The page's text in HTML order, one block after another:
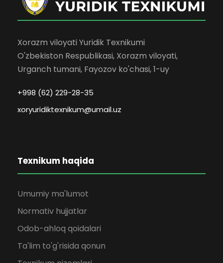
Xorazm viloyati Yuridik Texnikumi
O'zbekiston Respublikasi, Xorazm viloyati,
Urganch tumani, Fayozov ko'chasi, 1-uy
+998 (62) 229-28-35
xoryuridiktexnikum@umail.uz
Texnikum haqida
Umumiy ma'lumot
Normativ hujjatlar
Odob-ahloq qoidalari
Ta'lim to'g'risida qonun